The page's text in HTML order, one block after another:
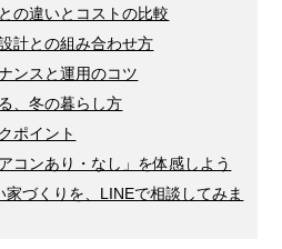
の違いとコストの比較
計との組み合わせ方
ンスと運用のコツ
、冬の暮らし方
ポイント
コンあり・なし」を体感しよう
家づくりを、LINEで相談してみま